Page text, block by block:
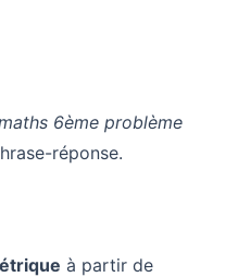
6ème problème
réponse.
à partir de